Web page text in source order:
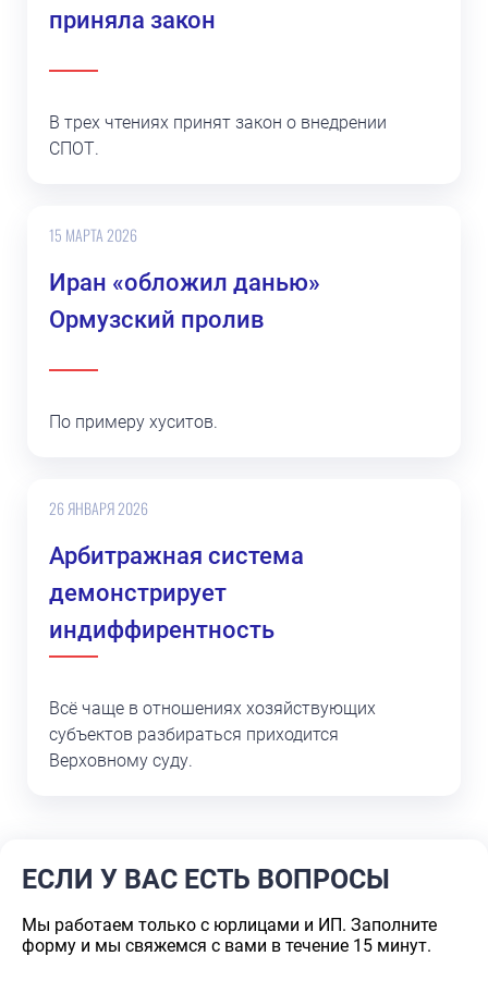
приняла закон
В трех чтениях принят закон о внедрении
СПОТ.
15 МАРТА 2026
Иран «обложил данью»
Ормузский пролив
По примеру хуситов.
26 ЯНВАРЯ 2026
Арбитражная система
демонстрирует
индиффирентность
Всё чаще в отношениях хозяйствующих
субъектов разбираться приходится
Верховному суду.
ЕСЛИ У ВАС ЕСТЬ ВОПРОСЫ
Мы работаем только с юрлицами и ИП. Заполните
форму и мы свяжемся с вами в течение 15 минут.